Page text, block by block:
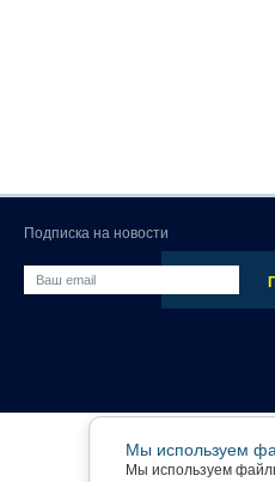
Подписка на новости
Мы используем
Мы используем